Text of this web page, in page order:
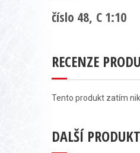
číslo 48, C 1:10
RECENZE
Tento produkt zatím
DALŠÍ